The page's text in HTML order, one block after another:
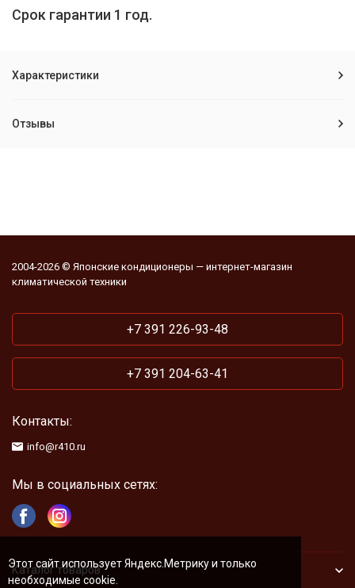
Этот сайт использует Яндекс.Метрику и только
необходимые cookie.
Срок гарантии 1 год.
Характеристики
Отзывы
2004-2026 © Японские кондиционеры — интернет-магазин
климатической техники
+7 391 226-93-48
+7 391 204-63-41
Контакты:
info@r410.ru
Мы в социальных сетях:
Каталог товаров